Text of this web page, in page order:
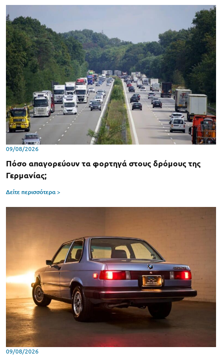
09/08/2026
Πόσο απαγορεύουν τα φορτηγά στους δρόμους της
Γερμανίας;
Δείτε περισσότερα >
09/08/2026